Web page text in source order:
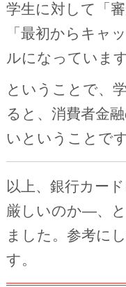
学生に対して「
「最初からキャ
ルになっています
ということで、
ると、消費者金
いということです
以上、銀行カー
厳しいのか―、
ました。参考に
す。